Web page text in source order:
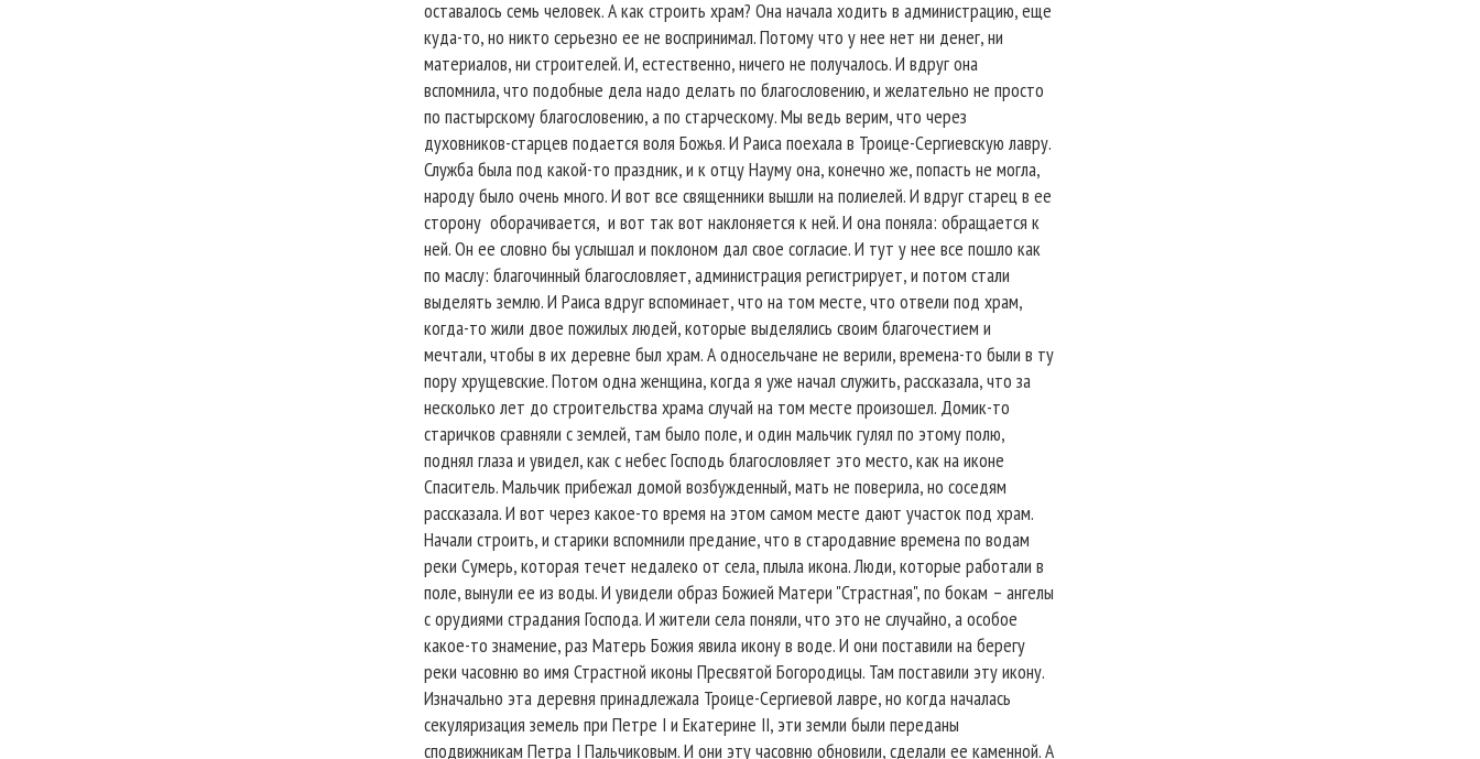
оставалось семь человек. А как строить храм? Она начала ходить в администрацию, еще
куда-то, но никто серьезно ее не воспринимал. Потому что у нее нет ни денег, ни
материалов, ни строителей. И, естественно, ничего не получалось. И вдруг она
вспомнила, что подобные дела надо делать по благословению, и желательно не просто
по пастырскому благословению, а по старческому. Мы ведь верим, что через
духовников-старцев подается воля Божья. И Раиса поехала в Троице-Сергиевскую лавру.
Служба была под какой-то праздник, и к отцу Науму она, конечно же, попасть не могла,
народу было очень много. И вот все священники вышли на полиелей. И вдруг старец в ее
сторону оборачивается, и вот так вот наклоняется к ней. И она поняла: обращается к
ней. Он ее словно бы услышал и поклоном дал свое согласие. И тут у нее все пошло как
по маслу: благочинный благословляет, администрация регистрирует, и потом стали
выделять землю. И Раиса вдруг вспоминает, что на том месте, что отвели под храм,
когда-то жили двое пожилых людей, которые выделялись своим благочестием и
мечтали, чтобы в их деревне был храм. А односельчане не верили, времена-то были в ту
пору хрущевские. Потом одна женщина, когда я уже начал служить, рассказала, что за
несколько лет до строительства храма случай на том месте произошел. Домик-то
старичков сравняли с землей, там было поле, и один мальчик гулял по этому полю,
поднял глаза и увидел, как с небес Господь благословляет это место, как на иконе
Спаситель. Мальчик прибежал домой возбужденный, мать не поверила, но соседям
рассказала. И вот через какое-то время на этом самом месте дают участок под храм.
Начали строить, и старики вспомнили предание, что в стародавние времена по водам
реки Сумерь, которая течет недалеко от села, плыла икона. Люди, которые работали в
поле, вынули ее из воды. И увидели образ Божией Матери "Страстная", по бокам – ангелы
с орудиями страдания Господа. И жители села поняли, что это не случайно, а особое
какое-то знамение, раз Матерь Божия явила икону в воде. И они поставили на берегу
реки часовню во имя Страстной иконы Пресвятой Богородицы. Там поставили эту икону.
Изначально эта деревня принадлежала Троице-Сергиевой лавре, но когда началась
секуляризация земель при Петре I и Екатерине II, эти земли были переданы
сподвижникам Петра I Пальчиковым. И они эту часовню обновили, сделали ее каменной. А